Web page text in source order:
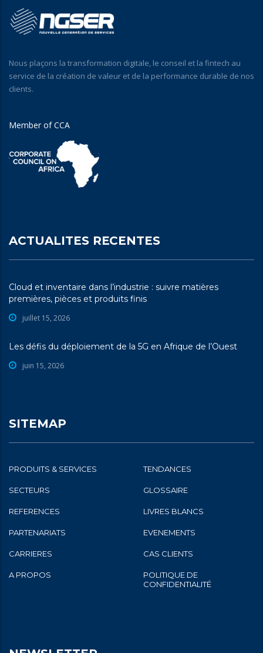
Nous plaçons la transformation digitale, le conseil et la fintech au
service de la création de valeur et de la performance durable de nos
clients.
Member of CCA
ACTUALITES RECENTES
Cloud et inventaire dans l’industrie : suivre matières
premières, pièces et produits finis
juillet 15, 2026
Les défis du déploiement de la 5G en Afrique de l’Ouest
juin 15, 2026
SITEMAP
PRODUITS & SERVICES TENDANCES
SECTEURS GLOSSAIRE
REFERENCES LIVRES BLANCS
PARTENARIATS EVENEMENTS
CARRIERES CAS CLIENTS
A PROPOS
POLITIQUE DE
CONFIDENTIALITÉ